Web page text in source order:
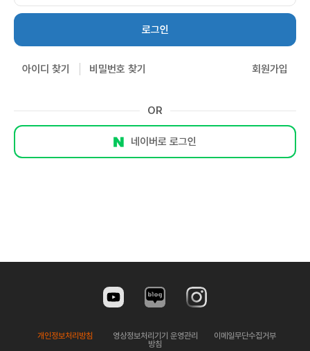
로그인
아이디 찾기 비밀번호 찾기 회원가입
OR
네이버로 로그인
개인정보처리방침
영상정보처리기기 운영관리
방침
이메일무단수집거부